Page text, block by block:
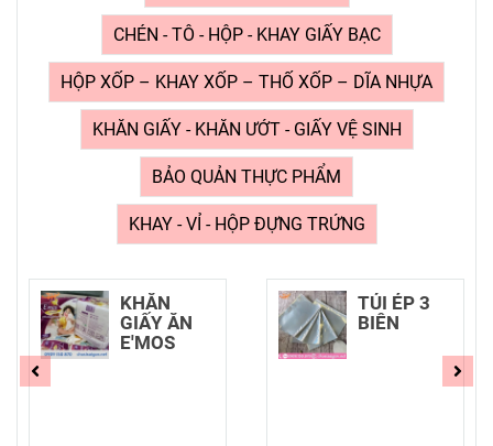
CHÉN - TÔ - HỘP - KHAY GIẤY BẠC
HỘP XỐP – KHAY XỐP – THỐ XỐP – DĨA NHỰA
KHĂN GIẤY - KHĂN ƯỚT - GIẤY VỆ SINH
BẢO QUẢN THỰC PHẨM
KHAY - VỈ - HỘP ĐỰNG TRỨNG
TÚI ÉP 3
BIÊN
MÀNG
NILON GÓI